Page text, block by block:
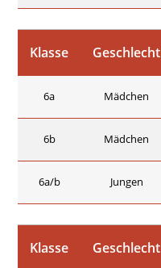
Klasse Geschlecht
6a Mädchen
6b Mädchen
6a/b Jungen
Klasse Geschlecht